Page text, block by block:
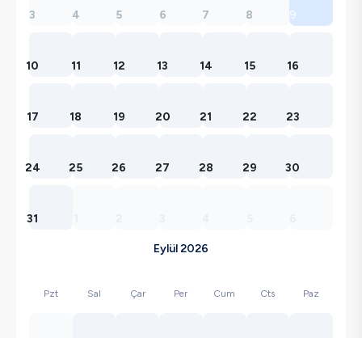
3 4 5 6 7 8 9
10 11 12 13 14 15 16
17 18 19 20 21 22 23
24 25 26 27 28 29 30
31
Eylül 2026
Pzt Sal Çar Per Cum Cts Paz